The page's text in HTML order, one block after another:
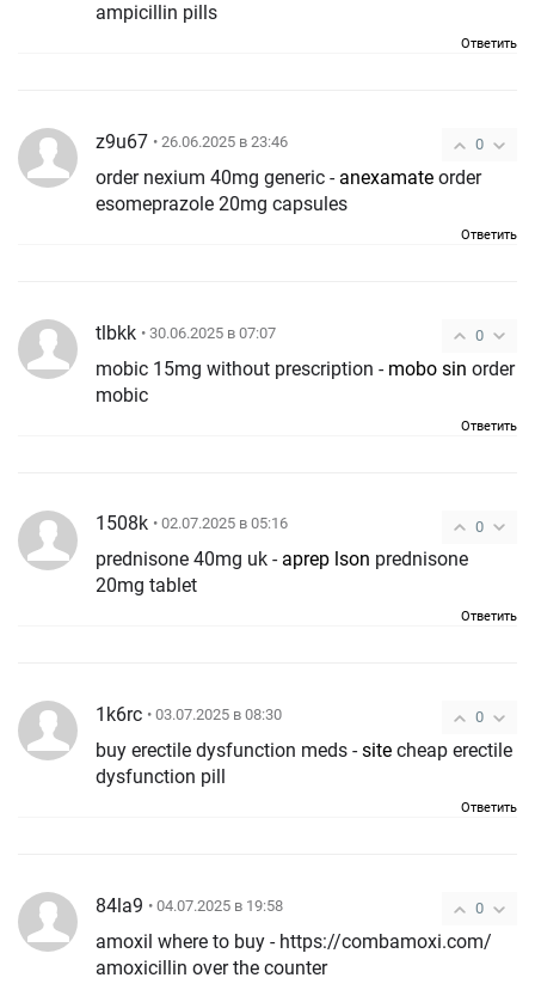
ampicillin pills
Ответить
0
z9u67 • 26.06.2025 в 23:46
order nexium 40mg generic - anexamate
esomeprazole 20mg capsules
Ответить
0
tlbkk • 30.06.2025 в 07:07
mobic 15mg without prescription - mobo sin
mobic
Ответить
0
1508k • 02.07.2025 в 05:16
prednisone 40mg uk - aprep lson
20mg tablet
Ответить
0
1k6rc • 03.07.2025 в 08:30
buy erectile dysfunction meds -site cheap erectile
dysfunction pill
Ответить
0
84la9 • 04.07.2025 в 19:58
amoxil where to buy - https://combamoxi.com/
amoxicillin over the counter